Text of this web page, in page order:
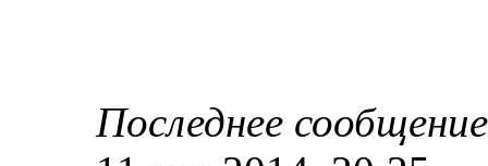
Последнее